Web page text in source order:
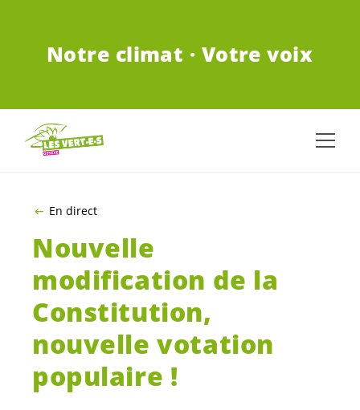
Notre climat · Votre voix
En direct
Nouvelle
modification de la
Constitution,
nouvelle votation
populaire !